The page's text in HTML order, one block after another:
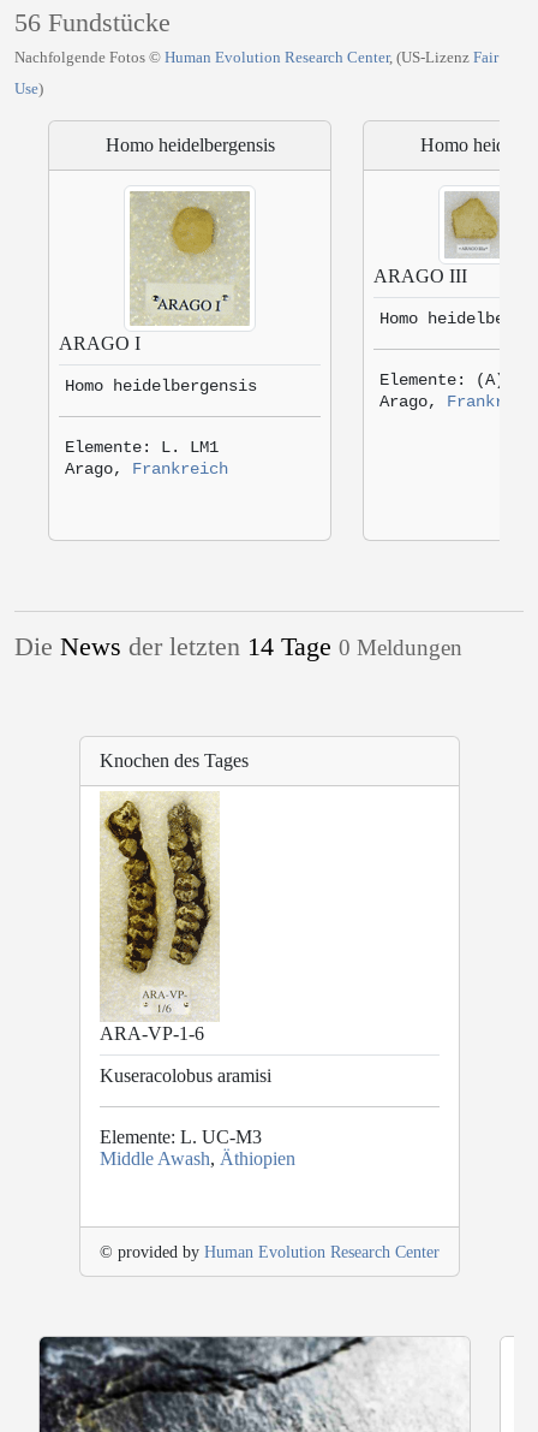
56 Fundstücke
Nachfolgende Fotos © Human Evolution Research Center, (US-Lizenz Fair
Use)
Homo heidelbergensis
ARAGO I
Homo heidelbergensis
Elemente: L. LM1
Arago, Frankreich
Homo
ARAGO III
Homo
Elemente: (A)
Arago,
Die News der letzten 14 Tage 0 Meldungen
Knochen des Tages
ARA-VP-1-6
Kuseracolobus aramisi
Elemente: L. UC-M3
Middle Awash, Äthiopien
© provided by Human Evolution Research Center